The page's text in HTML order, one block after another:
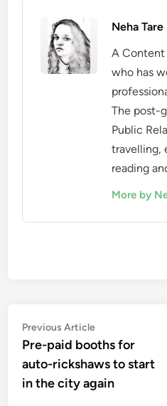
Neha Tare
A Content
who has
The post-
Public
travelling,
reading
More by
Post
navigation
Previous ArticlePrevious
article:
Pre-paid booths for
auto-rickshaws to start
in the city again